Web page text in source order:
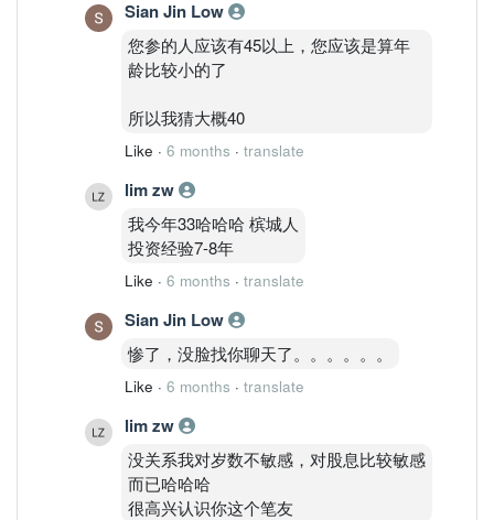
是超过50岁
Sian Jin Low
您参的人应该有45以上，您应该是算年
龄比较小的了
所以我猜大概40
Like · 6 months · translate
lim zw
我今年33哈哈哈 槟城人
投资经验7-8年
Like · 6 months · translate
Sian Jin Low
惨了，没脸找你聊天了。。。。。。
Like · 6 months · translate
lim zw
没关系我对岁数不敏感，对股息比较敏感
而已哈哈哈
很高兴认识你这个笔友